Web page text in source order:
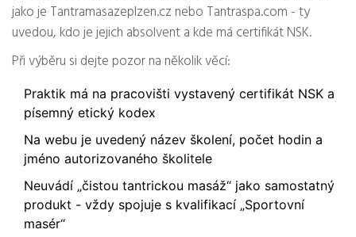
jako je Tantramasazeplzen.cz nebo Tantraspa.com - ty
uvedou, kdo je jejich absolvent a kde má certifikát NSK.
Při výběru si dejte pozor na několik věcí:
Praktik má na pracovišti vystavený certifikát NSK a
písemný etický kodex
Na webu je uvedený název školení, počet hodin a
jméno autorizovaného školitele
Neuvádí „čistou tantrickou masáž“ jako samostatný
produkt - vždy spojuje s kvalifikací „Sportovní
masér“